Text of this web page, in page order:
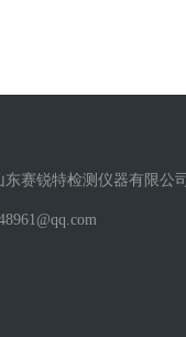
赛锐特检测仪器有限公司